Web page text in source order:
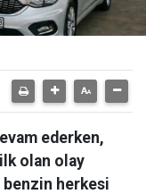
ederken,
olan olay
benzin herkesi